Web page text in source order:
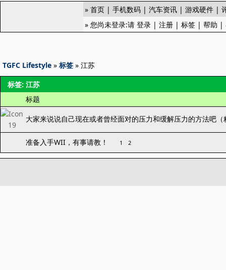
» 首页 | 手机数码 | 汽车资讯 | 游戏硬件 |
» 您尚未登录:请 登录 | 注册 | 标签 | 帮助 |
TGFC Lifestyle » 标签 » 江苏
标签: 江苏
标题
大家来说说自己现在或者曾经面对的压力和缓解压力的方法吧
准备入手WII，有事请教！ 1 2